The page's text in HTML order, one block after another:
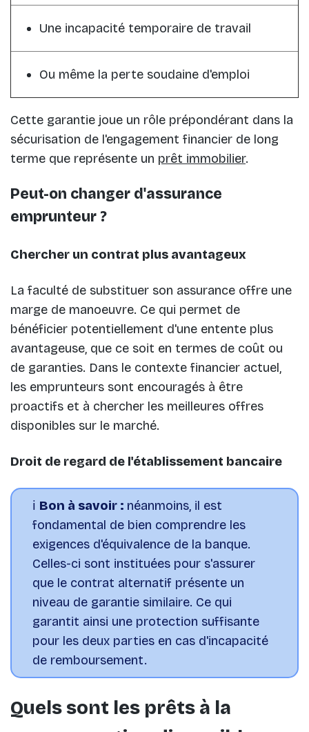
Une incapacité temporaire de travail
Ou même la perte soudaine d'emploi
Cette garantie joue un rôle prépondérant dans la
sécurisation de l'engagement financier de long
terme que représente un prêt immobilier.
Peut-on changer d'assurance
emprunteur ?
Chercher un contrat plus avantageux
La faculté de substituer son assurance offre une
marge de manoeuvre. Ce qui permet de
bénéficier potentiellement d'une entente plus
avantageuse, que ce soit en termes de coût ou
de garanties. Dans le contexte financier actuel,
les emprunteurs sont encouragés à être
proactifs et à chercher les meilleures offres
disponibles sur le marché.
Droit de regard de l'établissement bancaire
ℹ️ Bon à savoir : néanmoins, il est
fondamental de bien comprendre les
exigences d'équivalence de la banque.
Celles-ci sont instituées pour s'assurer
que le contrat alternatif présente un
niveau de garantie similaire. Ce qui
garantit ainsi une protection suffisante
pour les deux parties en cas d'incapacité
de remboursement.
Quels sont les prêts à la